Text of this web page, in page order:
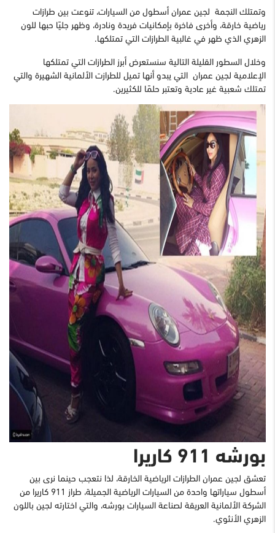
وتمتلك النجمة لجين عمران أسطول من السيارات، تنوعت بين طرازات
رياضية خارقة، وأخرى فاخرة بإمكانيات فريدة ونادرة، وظهر جليًا حبها للون
الزهري الذي ظهر في غالبية الطرازات التي تمتلكها.
وخلال السطور القليلة التالية سنستعرض أبرز الطرازات التي تمتلكها
الإعلامية لجين عمران التي يبدو أنها تميل للطرازت الألمانية الشهيرة والتي
تمتلك شعبية غير عادية وتعتبر حلمًا للكثيرين.
بورشه 911 كاريرا
تعشق لجين عمران الطرازات الرياضية الخارقة، لذا نتعجب حينما نرى بين
أسطول سياراتها واحدة من السيارات الرياضية الجميلة، طراز 911 كاريرا من
الشركة الألمانية العريقة لصناعة السيارات بورشه، والتي اختارته لجين باللون
الزهري الأنثوي.